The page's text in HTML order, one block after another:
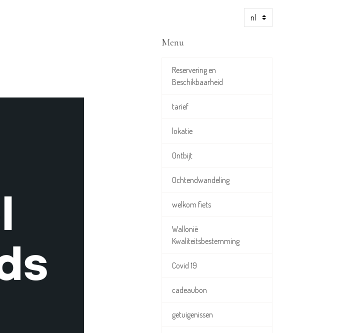
Menu
Reservering en
Beschikbaarheid
tarief
lokatie
Ontbijt
Ochtendwandeling
welkom fiets
Wallonië
Kwaliteitsbestemming
Covid 19
cadeaubon
getuigenissen